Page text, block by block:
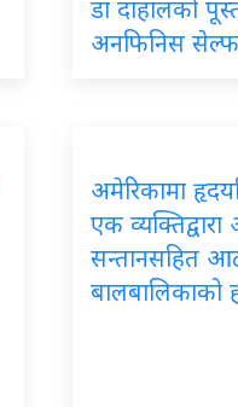
डा दाहालको
अनफिनिस
अमेरिकामा
एक
सन्तानसहित
बालबालिकाको